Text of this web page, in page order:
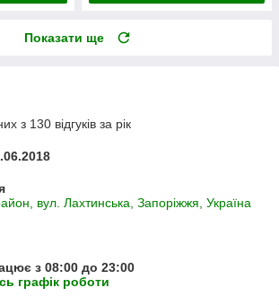
Показати ще
з 130 відгуків за рік
вул. Лахтинська, Запоріжжя, Україна
з 08:00 до 23:00
графік роботи